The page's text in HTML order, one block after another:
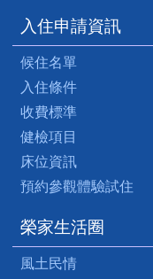
入住申請資訊
候住名單
入住條件
收費標準
健檢項目
床位資訊
預約參觀體驗試住
榮家生活圈
風土民情